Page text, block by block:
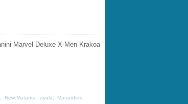
New Mutants ayala Marauders